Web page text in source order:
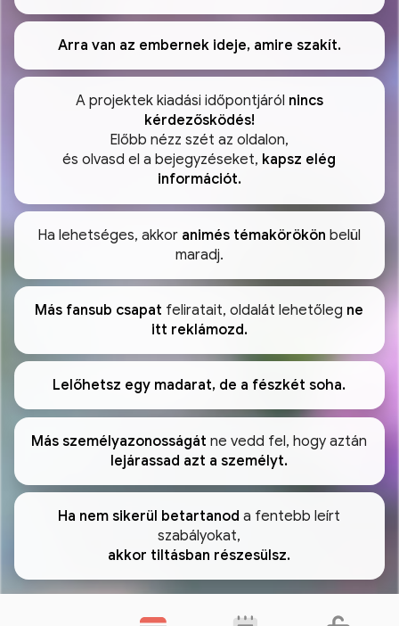
Arra van az embernek ideje, amire szakít.
A projektek kiadási időpontjáról nincs
kérdezősködés!
Előbb nézz szét az oldalon,
és olvasd el a bejegyzéseket, kapsz elég
információt.
Ha lehetséges, akkor animés témakörökön belül
maradj.
Más fansub csapat feliratait, oldalát lehetőleg ne
itt reklámozd.
Lelőhetsz egy madarat, de a fészkét soha.
Más személyazonosságát ne vedd fel, hogy aztán
lejárassad azt a személyt.
Ha nem sikerül betartanod a fentebb leírt
szabályokat,
akkor tiltásban részesülsz.